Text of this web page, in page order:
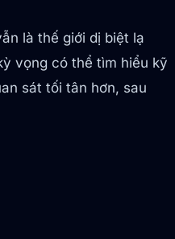
là thế giới dị biệt lạ
vọng có thể tìm hiểu kỹ
sát tối tân hơn, sau